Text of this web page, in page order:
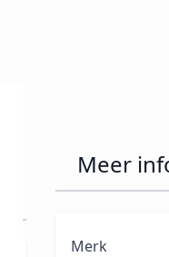
Meer
Merk